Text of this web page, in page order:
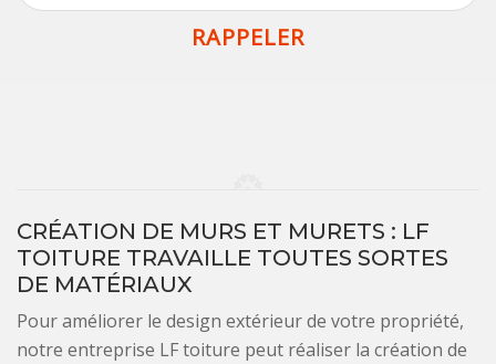
CRÉATION DE MURS ET MURETS : LF
TOITURE TRAVAILLE TOUTES SORTES
DE MATÉRIAUX
Pour améliorer le design extérieur de votre propriété,
notre entreprise LF toiture peut réaliser la création de